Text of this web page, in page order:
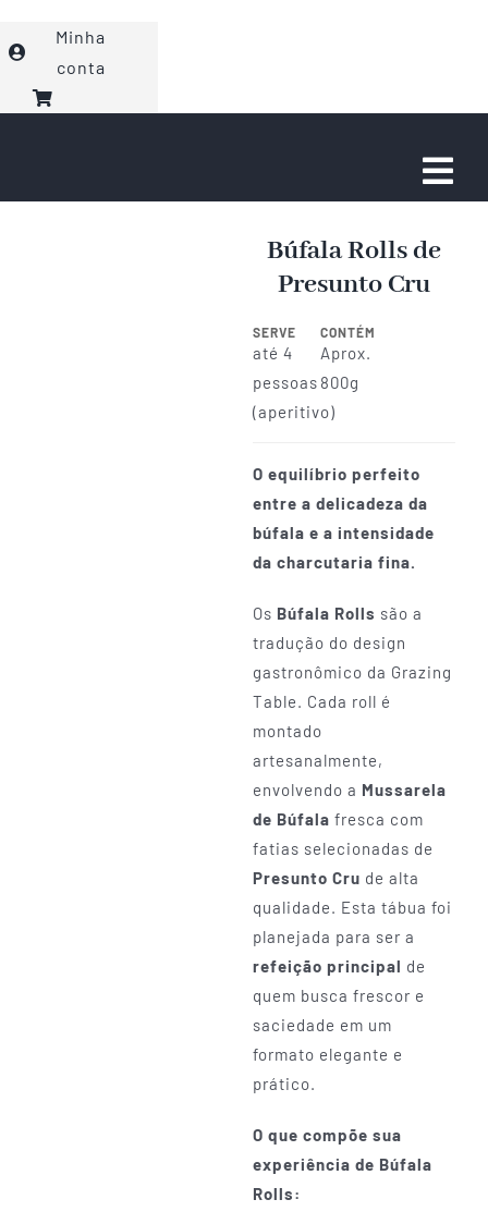
para
conteúdo
Minha
conta
Búfala Rolls de
Presunto Cru
SERVE
até 4
pessoas
(aperitivo)
CONTÉM
Aprox.
800g
O equilíbrio perfeito
entre a delicadeza da
búfala e a intensidade
da charcutaria fina.
Os Búfala Rolls são a
tradução do design
gastronômico da Grazing
Table. Cada roll é
montado
artesanalmente,
envolvendo a Mussarela
de Búfala fresca com
fatias selecionadas de
Presunto Cru de alta
qualidade. Esta tábua foi
planejada para ser a
refeição principal de
quem busca frescor e
saciedade em um
formato elegante e
prático.
O que compõe sua
experiência de Búfala
Rolls: